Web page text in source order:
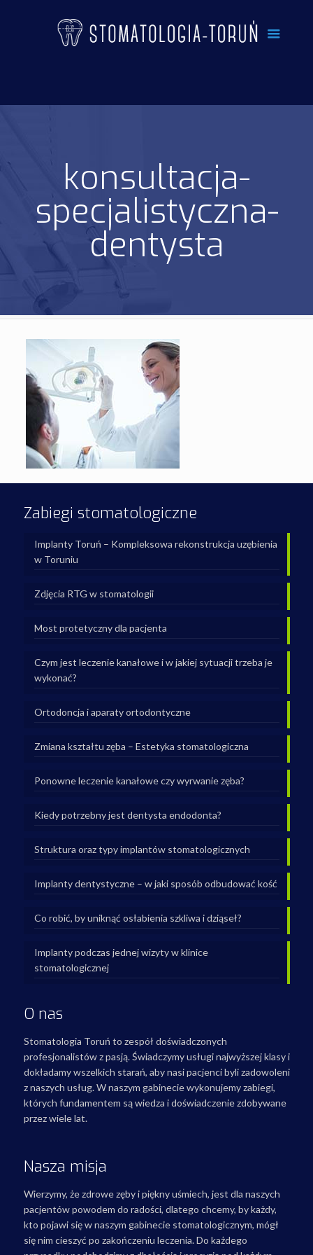
konsultacja-
specjalistyczna-
dentysta
Zabiegi stomatologiczne
Implanty Toruń – Kompleksowa rekonstrukcja uzębienia
w Toruniu
Zdjęcia RTG w stomatologii
Most protetyczny dla pacjenta
Czym jest leczenie kanałowe i w jakiej sytuacji trzeba je
wykonać?
Ortodoncja i aparaty ortodontyczne
Zmiana kształtu zęba – Estetyka stomatologiczna
Ponowne leczenie kanałowe czy wyrwanie zęba?
Kiedy potrzebny jest dentysta endodonta?
Struktura oraz typy implantów stomatologicznych
Implanty dentystyczne – w jaki sposób odbudować kość
Co robić, by uniknąć osłabienia szkliwa i dziąseł?
Implanty podczas jednej wizyty w klinice
stomatologicznej
O nas
Stomatologia Toruń to zespół doświadczonych
profesjonalistów z pasją. Świadczymy usługi najwyższej klasy i
dokładamy wszelkich starań, aby nasi pacjenci byli zadowoleni
z naszych usług. W naszym gabinecie wykonujemy zabiegi,
których fundamentem są wiedza i doświadczenie zdobywane
przez wiele lat.
Nasza misja
Wierzymy, że zdrowe zęby i piękny uśmiech, jest dla naszych
pacjentów powodem do radości, dlatego chcemy, by każdy,
kto pojawi się w naszym gabinecie stomatologicznym, mógł
się nim cieszyć po zakończeniu leczenia. Do każdego